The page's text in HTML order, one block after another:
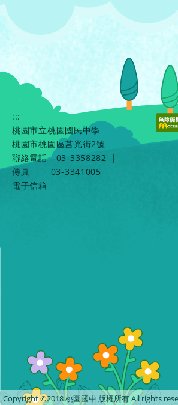
:::
桃園市立桃園國民中學
桃園市桃園區莒光街2號
聯絡電話
03-3358282
|
傳真
03-3341005
電子信箱
Copyright ©2018 桃園國中 版權所有 All rights